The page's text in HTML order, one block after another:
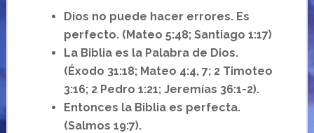
Dios no puede hacer errores. Es
perfecto. (Mateo 5:48; Santiago 1:17)
La Biblia es la Palabra de Dios.
(Éxodo 31:18; Mateo 4:4, 7; 2 Timoteo
3:16; 2 Pedro 1:21; Jeremías 36:1-2).
Entonces la Biblia es perfecta.
(Salmos 19:7).